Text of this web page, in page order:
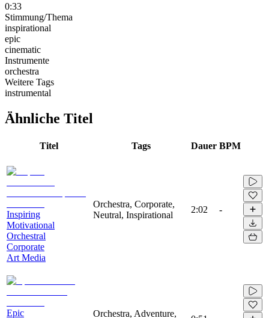
0:33
Stimmung/Thema
inspirational
epic
cinematic
Instrumente
orchestra
Weitere Tags
instrumental
Ähnliche Titel
Titel Tags Dauer BPM
Inspiring
Motivational
Orchestral
Corporate
Art Media
Orchestra, Corporate,
Neutral, Inspirational
2:02 -
Epic
Orchestra, Adventure,